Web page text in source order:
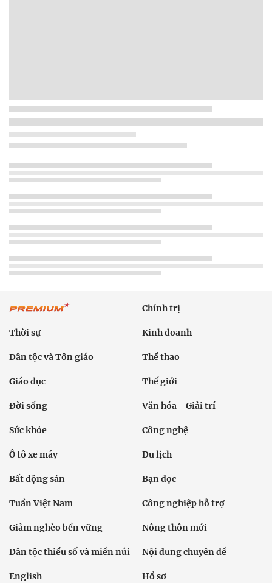
Chính trị
Thời sự Kinh doanh
Dân tộc và Tôn giáo Thể thao
Giáo dục Thế giới
Đời sống Văn hóa - Giải trí
Sức khỏe Công nghệ
Ô tô xe máy Du lịch
Bất động sản Bạn đọc
Tuần Việt Nam Công nghiệp hỗ trợ
Giảm nghèo bền vững Nông thôn mới
Dân tộc thiểu số và miền núi Nội dung chuyên đề
English Hồ sơ